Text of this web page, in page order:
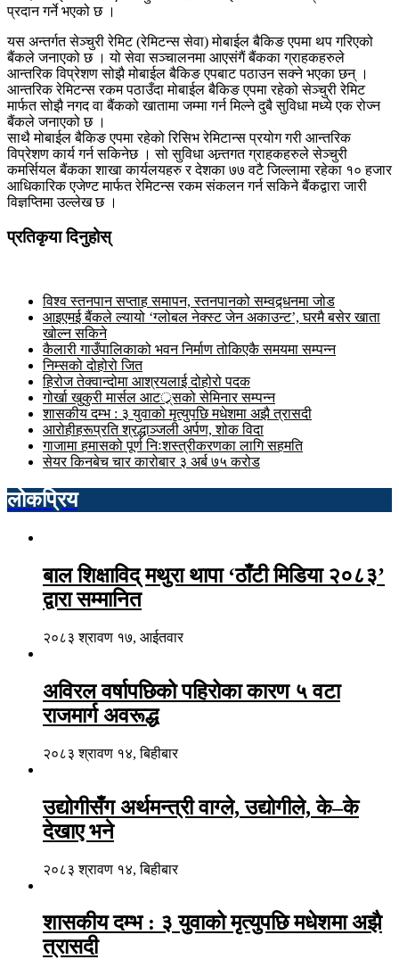
प्रदान गर्ने भएको छ ।
यस अन्तर्गत सेञ्चुरी रेमिट (रेमिटन्स सेवा) मोबाईल बैकिङ एपमा थप गरिएको
बैंकले जनाएको छ । यो सेवा सञ्चालनमा आएसंगैं बैंकका ग्राहकहरुले
आन्तरिक विप्रेशण सोझै मोबाईल बैकिङ एपबाट पठाउन सक्ने भएका छन् ।
आन्तरिक रेमिटन्स रकम पठाउँदा मोबाईल बैकिङ एपमा रहेको सेञ्चुरी रेमिट
मार्फत सोझै नगद वा बैंकको खातामा जम्मा गर्न मिल्ने दुबै सुविधा मध्ये एक रोज्न
बैंकले जनाएको छ ।
साथै मोबाईल बैकिङ एपमा रहेको रिसिभ रेमिटान्स प्रयोग गरी आन्तरिक
विप्रेशण कार्य गर्न सकिनेछ । सो सुविधा अन्र्तगत ग्राहकहरुले सेञ्चुरी
कमर्सियल बैंकका शाखा कार्यलयहरु र देशका ७७ वटै जिल्लामा रहेका १० हजार
आधिकारिक एजेण्ट मार्फत रेमिटन्स रकम संकलन गर्न सकिने बैंकद्वारा जारी
विज्ञप्तिमा उल्लेख छ ।
प्रतिकृया दिनुहोस्
विश्व स्तनपान सप्ताह समापन, स्तनपानको सम्वद्र्धनमा जोड
आइएमई बैंकले ल्यायो ‘ग्लोबल नेक्स्ट जेन अकाउन्ट’, घरमै बसेर खाता
खोल्न सकिने
कैलारी गाउँपालिकाको भवन निर्माण तोकिएकै समयमा सम्पन्न
निम्सको दोहोरो जित
हिरोज तेक्वान्दोमा आश्रयलाई दोहोरो पदक
गोर्खा खुकुरी मार्सल आटर््र्सको सेमिनार सम्पन्न
शासकीय दम्भ : ३ युवाको मृत्युपछि मधेशमा अझै त्रासदी
आरोहीहरूप्रति श्रद्धाञ्जली अर्पण, शोक विदा
गाजामा हमासको पूर्ण निःशस्त्रीकरणका लागि सहमति
सेयर किनबेच चार कारोबार ३ अर्ब ७५ करोड
लोकप्रिय
बाल शिक्षाविद् मथुरा थापा ‘ठाँटी मिडिया २०८३’
द्वारा सम्मानित
२०८३ श्रावण १७, आईतवार
अविरल वर्षापछिको पहिरोका कारण ५ वटा
राजमार्ग अवरूद्ध
२०८३ श्रावण १४, बिहीबार
उद्योगीसँग अर्थमन्त्री वाग्ले, उद्योगीले, के–के
देखाए भने
२०८३ श्रावण १४, बिहीबार
शासकीय दम्भ : ३ युवाको मृत्युपछि मधेशमा अझै
त्रासदी